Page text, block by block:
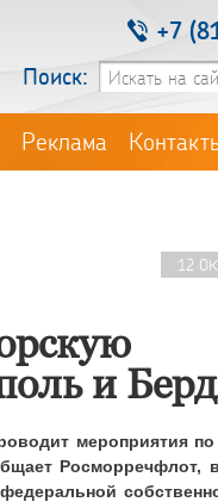
+7
Поиск:
Реклама
12
и
мероприятия
Росморречфлот,